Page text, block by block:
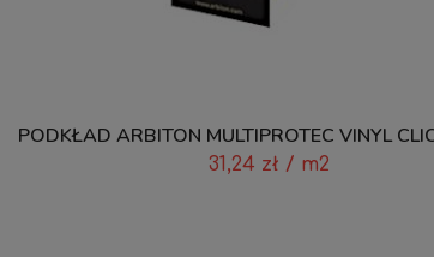
PODKŁAD ARBITON MULTIPROTEC VINYL
31,24 zł / m2